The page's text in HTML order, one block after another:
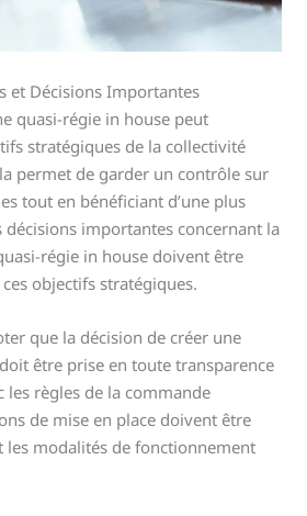
et Décisions Importantes
quasi-régie in house peut
stratégiques de la collectivité
permet de garder un contrôle sur
tout en bénéficiant d’une plus
importantes concernant la
régie in house doivent être
objectifs stratégiques.
que la décision de créer une
être prise en toute transparence
les règles de la commande
de mise en place doivent être
les modalités de fonctionnement